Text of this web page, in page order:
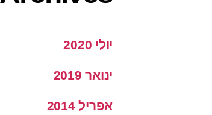
יולי 2020
ינואר 2019
אפריל 2014